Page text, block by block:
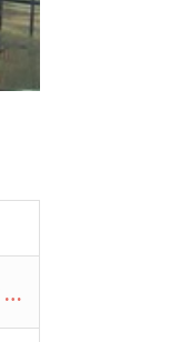
Elektromonter Stacyjny / Elektromonterka Stacyjna (K/M)